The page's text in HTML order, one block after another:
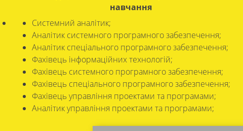
навчання
Системний аналітик;
Аналітик системного програмного забезпечення;
Аналітик спеціального програмного забезпечення;
Фахівець інформаційних технологій;
Фахівець системного програмного забезпечення;
Фахівець спеціального програмного забезпечення;
Фахівець управління проектами та програмами;
Аналітик управління проектами та програмами;